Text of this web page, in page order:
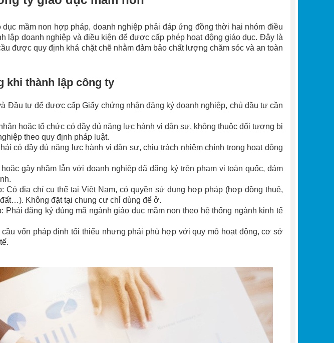
mầm non hợp pháp, doanh nghiệp phải đáp ứng đồng thời hai nhóm điều
lập doanh nghiệp và điều kiện để được cấp phép hoạt động giáo dục. Đây là
được quy định khá chặt chẽ nhằm đảm bảo chất lượng chăm sóc và an toàn
khi thành lập công ty
Đầu tư để được cấp Giấy chứng nhận đăng ký doanh nghiệp, chủ đầu tư cần
hoặc tổ chức có đầy đủ năng lực hành vi dân sự, không thuộc đối tượng bị
theo quy định pháp luật.
có đầy đủ năng lực hành vi dân sự, chịu trách nhiệm chính trong hoạt động
gây nhầm lẫn với doanh nghiệp đã đăng ký trên phạm vi toàn quốc, đảm
Có địa chỉ cụ thể tại Việt Nam, có quyền sử dụng hợp pháp (hợp đồng thuê,
Không đặt tại chung cư chỉ dùng để ở.
Phải đăng ký đúng mã ngành giáo dục mầm non theo hệ thống ngành kinh tế
vốn pháp định tối thiểu nhưng phải phù hợp với quy mô hoạt động, cơ sở